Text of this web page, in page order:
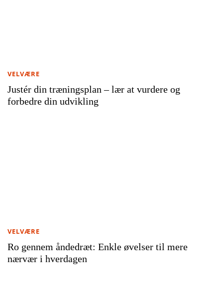
Justér din træningsplan – lær at vurdere og
forbedre din udvikling
VELVÆRE
Ro gennem åndedræt: Enkle øvelser til mere
nærvær i hverdagen
VELVÆRE